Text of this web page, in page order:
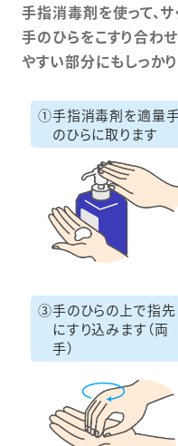
手指消毒剤を使って、サ
手のひらをこすり合わ
やすい部分にもしっか
①手指消毒剤を適量
のひらに取ります
③手のひらの上で指先
にすり込みます（両
手）